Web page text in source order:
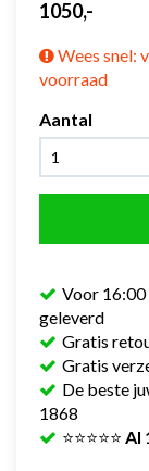
1050,-
Wees snel:
voorraad
Aantal
Voor
geleverd
Gratis
Gratis
De beste
1868
⭐⭐⭐⭐⭐ Al